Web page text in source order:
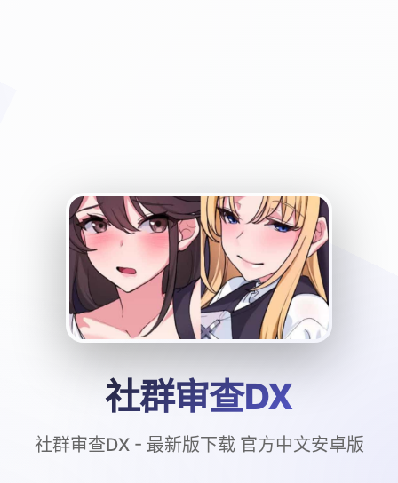
社群审查DX
社群审查DX - 最新版下载 官方中文安卓版